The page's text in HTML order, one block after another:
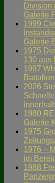
Division
Galerie
1999
Galerie
1975
130 aus
1997
2026
1980
Galerie
1975
1976 –
im
1988